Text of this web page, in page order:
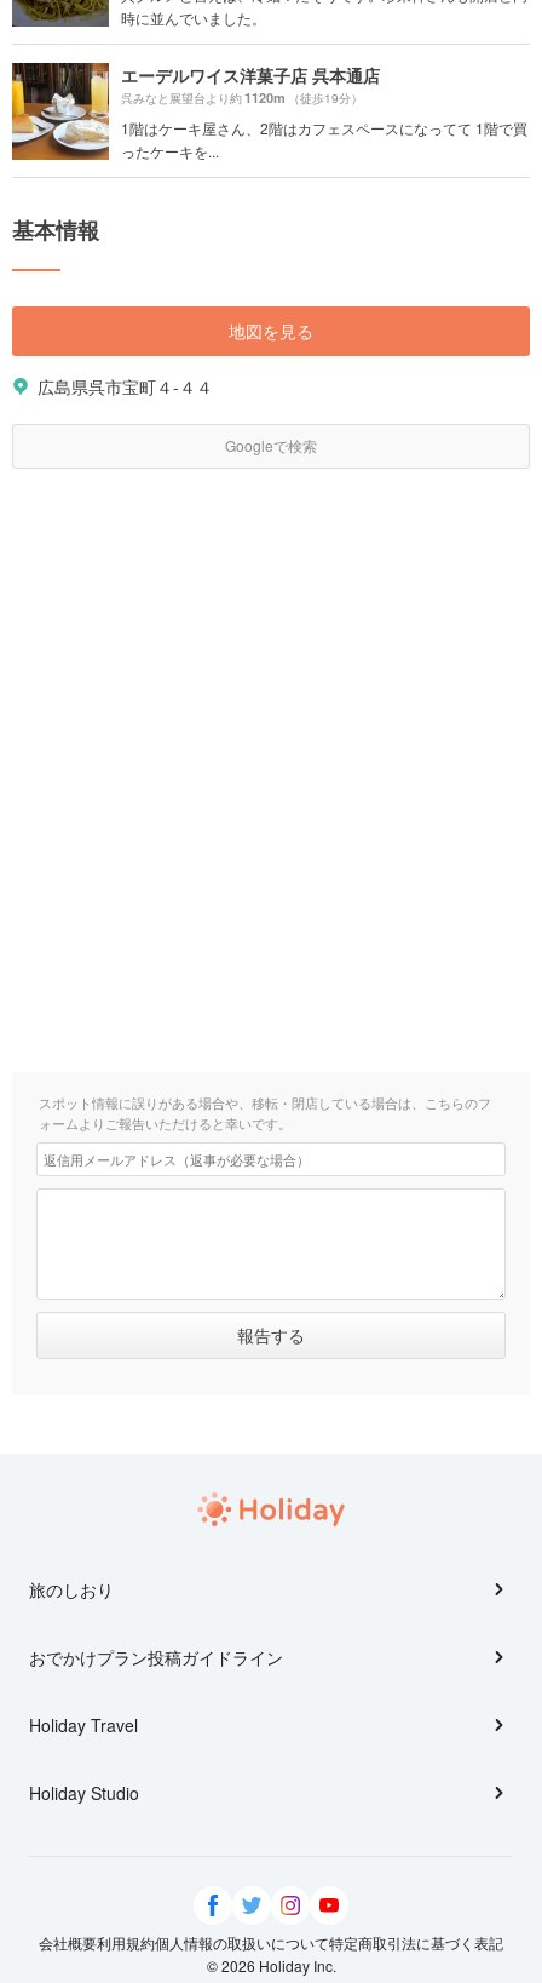
時に並んでいました。
エーデルワイス洋菓子店 呉本通店
呉みなと展望台より約1120m （徒歩19分）
1階はケーキ屋さん、2階はカフェスペースになってて 1階で買
ったケーキを...
基本情報
地図を見る
広島県呉市宝町４-４４
Googleで検索
スポット情報に誤りがある場合や、移転・閉店している場合は、こちらのフ
ォームよりご報告いただけると幸いです。
旅のしおり
おでかけプラン投稿ガイドライン
Holiday Travel
Holiday Studio
会社概要利用規約個人情報の取扱いについて特定商取引法に基づく表記
© 2026 Holiday Inc.